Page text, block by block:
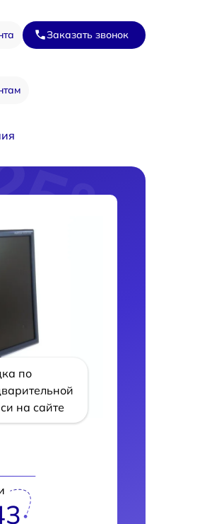
Заказать звонок
по
на сайте